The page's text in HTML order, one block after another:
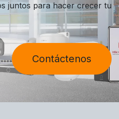
juntos para hacer crecer tu
Contáctenos